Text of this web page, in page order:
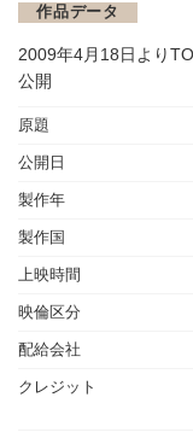
作品データ
2009年4月18日より
公開
原題
公開日
製作年
製作国
上映時間
映倫区分
配給会社
クレジット